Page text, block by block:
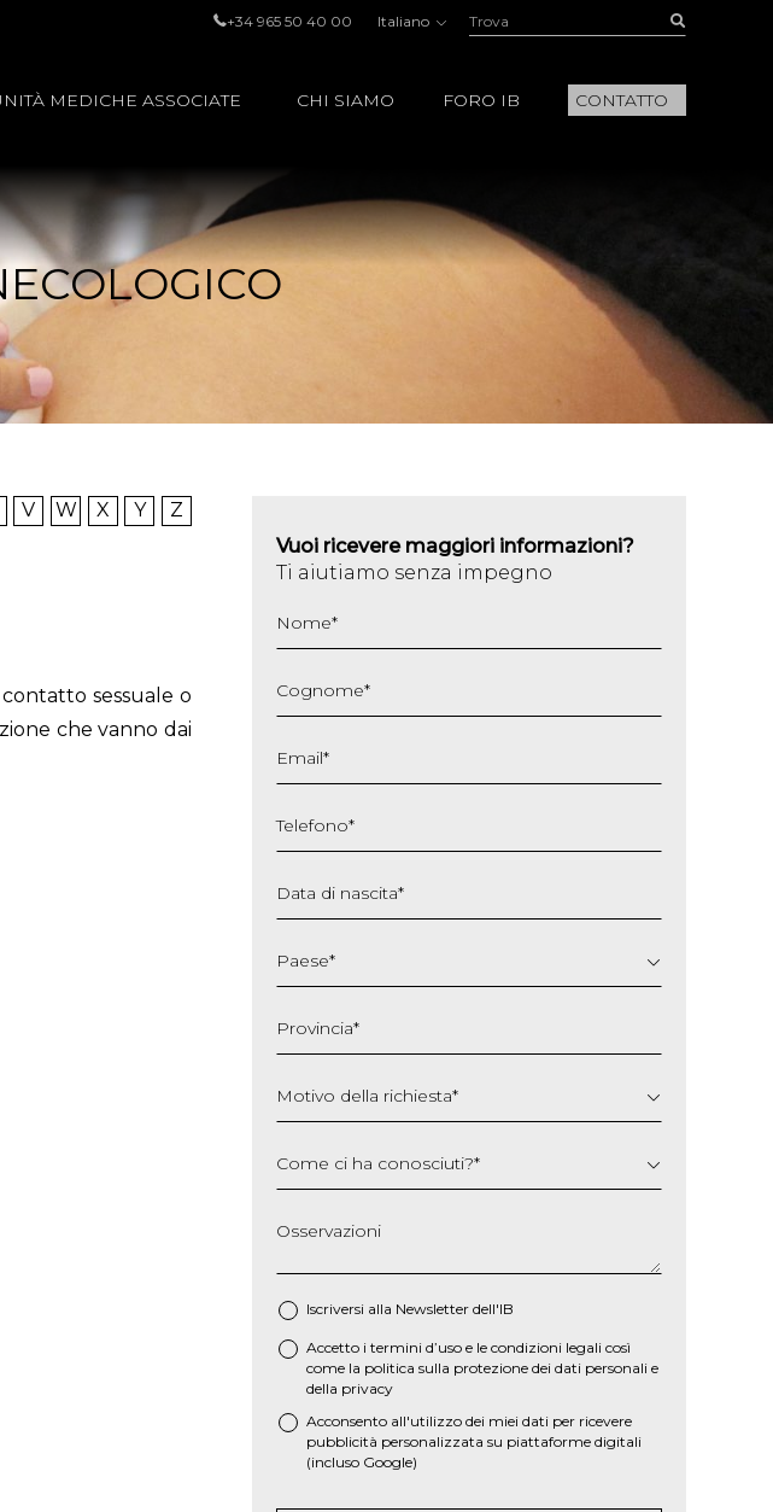
+34 965 50 40 00 Italiano Trova:
MEDICHE ASSOCIATE CHI SIAMO FORO IB CONTATTO
V W X Y Z
sessuale o
che vanno dai
Vuoi ricevere maggiori informazioni?
Ti aiutiamo senza impegno
Nome*
Cognome*
Email*
Telefono*
Data di nascita*
slash
MM
AAAA
Paese*
Provincia*
Motivo della richiesta*
Come ci ha conosciuti?*
Osservazioni
Iscriversi alla Newsletter dell'IB
* Accetto i termini d’uso e le condizioni legali così
come la politica sulla protezione dei dati personali e
della privacy
Acconsento all'utilizzo dei miei dati per ricevere
pubblicità personalizzata su piattaforme digitali
(incluso Google)